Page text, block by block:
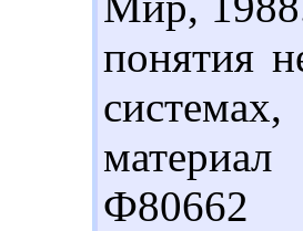
понятия
Ф80662